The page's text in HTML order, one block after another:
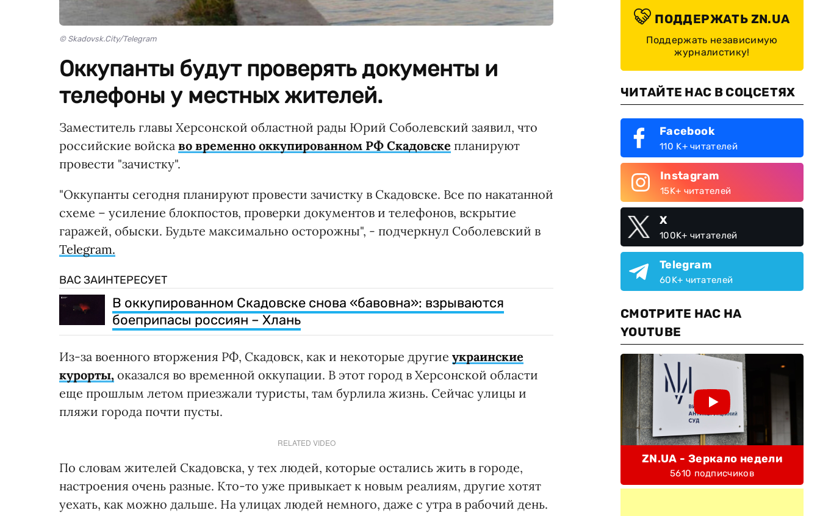
© Skadovsk.City/Telegram
Оккупанты будут проверять документы и
телефоны у местных жителей.
Заместитель главы Херсонской областной рады Юрий Соболевский заявил, что
российские войска во временно оккупированном РФ Скадовске планируют
провести "зачистку".
"Оккупанты сегодня планируют провести зачистку в Скадовске. Все по накатанной
схеме – усиление блокпостов, проверки документов и телефонов, вскрытие
гаражей, обыски. Будьте максимально осторожны", - подчеркнул Соболевский в
Telegram.
ВАС ЗАИНТЕРЕСУЕТ
В оккупированном Скадовске снова «бавовна»: взрываются
боеприпасы россиян – Хлань
Из-за военного вторжения РФ, Скадовск, как и некоторые другие украинские
курорты, оказался во временной оккупации. В этот город в Херсонской области
еще прошлым летом приезжали туристы, там бурлила жизнь. Сейчас улицы и
пляжи города почти пусты.
RELATED VIDEO
По словам жителей Скадовска, у тех людей, которые остались жить в городе,
настроения очень разные. Кто-то уже привыкает к новым реалиям, другие хотят
уехать, как можно дальше. На улицах людей немного, даже с утра в рабочий день.
ПОДДЕРЖАТЬ ZN.UA
Поддержать независимую
журналистику!
ЧИТАЙТЕ НАС В СОЦСЕТЯХ
Facebook
110 K+ читателей
Instagram
15K+ читателей
X
100K+ читателей
Telegram
60K+ читателей
СМОТРИТЕ НАС НА
YOUTUBE
ZN.UA - Зеркало недели
5610 подписчиков